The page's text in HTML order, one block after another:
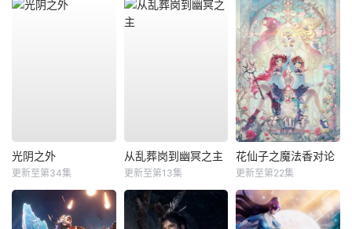
光阴之外
更新至第34集
从乱葬岗到幽冥之主
更新至第13集
花仙子之魔法香对论
更新至第22集